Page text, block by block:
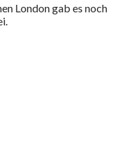
London gab es noch